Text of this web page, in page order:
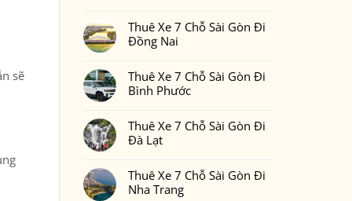
sẽ
bình
luận
ở
7
Chỗ
Sài
Phan
Thiết
2
Ngày
Bao
Nhiêu
Tiền
Thuê Xe 7 Chỗ Sài Gòn Đi
Đồng Nai
bình
luận
ở
7
Chỗ
Sài
Đồng
Nai
Thuê Xe 7 Chỗ Sài Gòn Đi
Bình Phước
bình
luận
ở
7
Chỗ
Sài
Thuê Xe 7 Chỗ Sài Gòn Đi
Đà Lạt
bình
luận
ở
Thuê Xe 7 Chỗ Sài Gòn Đi
Nha Trang